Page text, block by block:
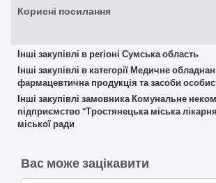
Корисні посилання
Інші закупівлі в регіоні Сумська область
Інші закупівлі в категорії Медичне
фармацевтична продукція та засоби
Інші закупівлі замовника Комунальне
підприємство "Тростянецька міська
міської ради
Вас може зацікавити